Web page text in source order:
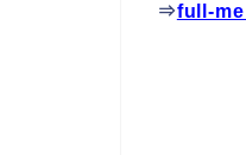
⇒full-me